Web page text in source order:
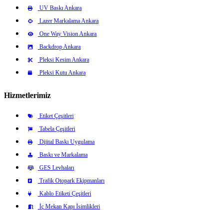
UV Baskı Ankara
Lazer Markalama Ankara
One Way Vision Ankara
Backdrop Ankara
Pleksi Kesim Ankara
Pleksi Kutu Ankara
Hizmetlerimiz
Etiket Çeşitleri
Tabela Çeşitleri
Dijital Baskı Uygulama
Baskı ve Markalama
GES Levhaları
Trafik Otopark Ekipmanları
Kablo Etiketi Çeşitleri
İç Mekan Kapı İsimlikleri